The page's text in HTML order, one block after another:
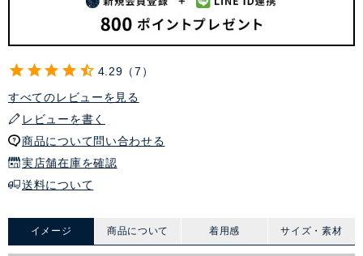
4.29
7
すべてのレビューを見る
レビューを書く
商品について問い合わせる
実店舗在庫を確認
送料について
イメージ 商品について 着用感 サイズ・素材